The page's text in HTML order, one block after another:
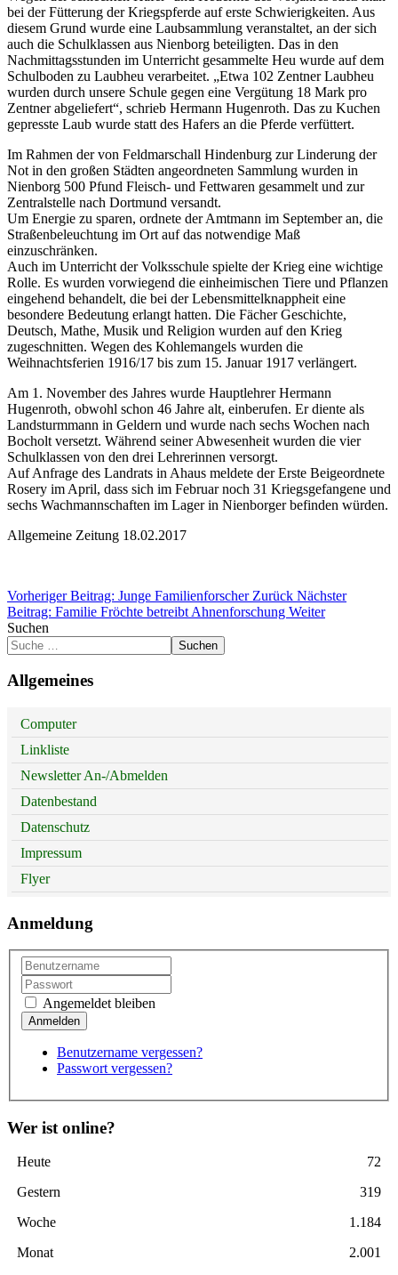
bei der Fütterung der Kriegspferde auf erste Schwierigkeiten. Aus
diesem Grund wurde eine Laubsammlung veranstaltet, an der sich
auch die Schulklassen aus Nienborg beteiligten. Das in den
Nachmittagsstunden im Unterricht gesammelte Heu wurde auf dem
Schulboden zu Laubheu verarbeitet. „Etwa 102 Zentner Laubheu
wurden durch unsere Schule gegen eine Vergütung 18 Mark pro
Zentner abgeliefert“, schrieb Hermann Hugenroth. Das zu Kuchen
gepresste Laub wurde statt des Hafers an die Pferde verfüttert.
Im Rahmen der von Feldmarschall Hindenburg zur Linderung der
Not in den großen Städten angeordneten Sammlung wurden in
Nienborg 500 Pfund Fleisch- und Fettwaren gesammelt und zur
Zentralstelle nach Dortmund versandt.
Um Energie zu sparen, ordnete der Amtmann im September an, die
Straßenbeleuchtung im Ort auf das notwendige Maß
einzuschränken.
Auch im Unterricht der Volksschule spielte der Krieg eine wichtige
Rolle. Es wurden vorwiegend die einheimischen Tiere und Pflanzen
eingehend behandelt, die bei der Lebensmittelknappheit eine
besondere Bedeutung erlangt hatten. Die Fächer Geschichte,
Deutsch, Mathe, Musik und Religion wurden auf den Krieg
zugeschnitten. Wegen des Kohlemangels wurden die
Weihnachtsferien 1916/17 bis zum 15. Januar 1917 verlängert.
Am 1. November des Jahres wurde Hauptlehrer Hermann
Hugenroth, obwohl schon 46 Jahre alt, einberufen. Er diente als
Landsturmmann in Geldern und wurde nach sechs Wochen nach
Bocholt versetzt. Während seiner Abwesenheit wurden die vier
Schulklassen von den drei Lehrerinnen versorgt.
Auf Anfrage des Landrats in Ahaus meldete der Erste Beigeordnete
Rosery im April, dass sich im Februar noch 31 Kriegsgefangene und
sechs Wachmannschaften im Lager in Nienborger befinden würden.
Allgemeine Zeitung 18.02.2017
Vorheriger Beitrag: Junge Familienforscher Zurück Nächster
Beitrag: Familie Fröchte betreibt Ahnenforschung Weiter
Suchen
Suchen
Allgemeines
Computer
Linkliste
Newsletter An-/Abmelden
Datenbestand
Datenschutz
Impressum
Flyer
Anmeldung
Angemeldet bleiben
Benutzername vergessen?
Passwort vergessen?
Wer ist online?
Heute
72
Gestern
319
Woche
1.184
Monat
2.001